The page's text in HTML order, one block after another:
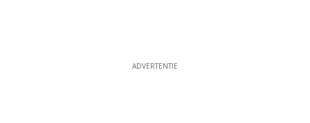
ADVERTENTIE